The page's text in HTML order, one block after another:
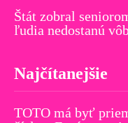
Štát zobral
ľudia nedostanú
Najčítanejšie
TOTO má byť